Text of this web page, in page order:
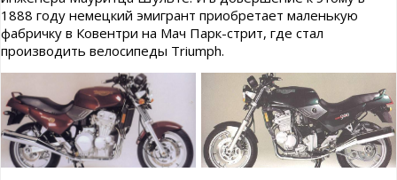
1888 году немецкий эмигрант приобретает маленькую
фабричку в Ковентри на Мач Парк-стрит, где стал
производить велосипеды Triumph.